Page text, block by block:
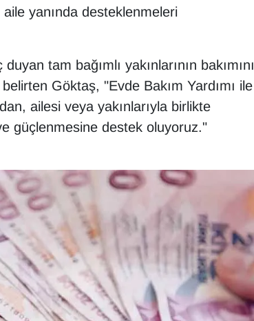
yanında desteklenmeleri
tam bağımlı yakınlarının bakımını
Göktaş, "Evde Bakım Yardımı ile
ailesi veya yakınlarıyla birlikte
güçlenmesine destek oluyoruz."